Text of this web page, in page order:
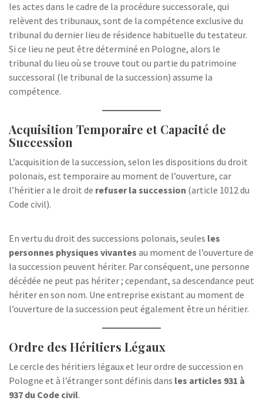
les actes dans le cadre de la procédure successorale, qui
relèvent des tribunaux, sont de la compétence exclusive du
tribunal du dernier lieu de résidence habituelle du testateur.
Si ce lieu ne peut être déterminé en Pologne, alors le
tribunal du lieu où se trouve tout ou partie du patrimoine
successoral (le tribunal de la succession) assume la
compétence.
Acquisition Temporaire et Capacité de
Succession
L’acquisition de la succession, selon les dispositions du droit
polonais, est temporaire au moment de l’ouverture, car
l’héritier a le droit de refuser la succession (article 1012 du
Code civil).
En vertu du droit des successions polonais, seules les
personnes physiques vivantes au moment de l’ouverture de
la succession peuvent hériter. Par conséquent, une personne
décédée ne peut pas hériter ; cependant, sa descendance peut
hériter en son nom. Une entreprise existant au moment de
l’ouverture de la succession peut également être un héritier.
Ordre des Héritiers Légaux
Le cercle des héritiers légaux et leur ordre de succession en
Pologne et à l’étranger sont définis dans les articles 931 à
937 du Code civil.